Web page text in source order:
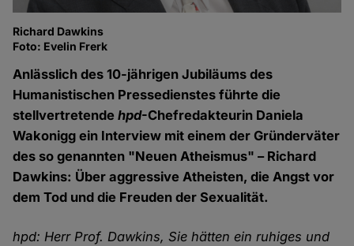
Richard Dawkins
Foto: Evelin Frerk
Anlässlich des 10-jährigen Jubiläums des
Humanistischen Pressedienstes führte die
stellvertretendehpd-Chefredakteurin Daniela
Wakonigg ein Interview mit einem der Gründerväter
des so genannten "Neuen Atheismus" – Richard
Dawkins: Über aggressive Atheisten, die Angst vor
dem Tod und die Freuden der Sexualität.
hpd: Herr Prof. Dawkins, Sie hätten ein ruhiges und